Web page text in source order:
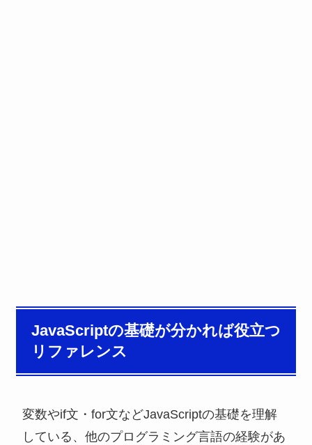
JavaScriptの基礎が分かれば役立つ
リファレンス
変数やif文・for文などJavaScriptの基礎を理解
している、他のプログラミング言語の経験があ